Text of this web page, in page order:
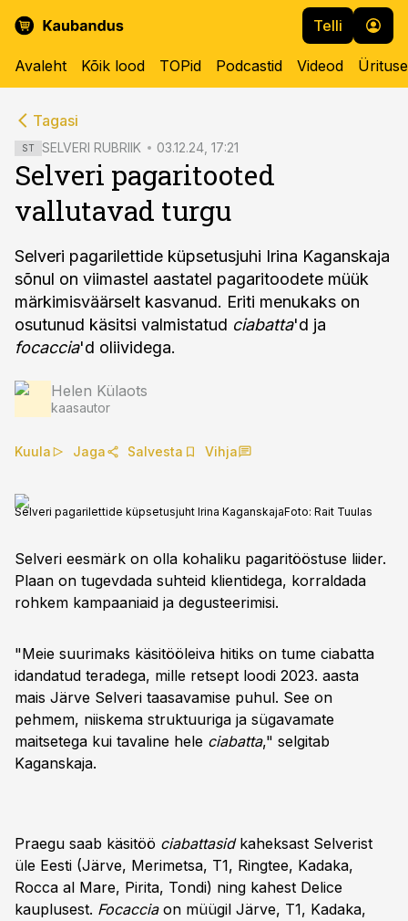
Telli
Avaleht Kõik lood TOPid Podcastid Videod
Tagasi
ST SELVERI RUBRIIK 03.12.24, 17:21
Selveri pagaritooted
vallutavad turgu
Selveri pagarilettide küpsetusjuhi Irina Kaganskaja
sõnul on viimastel aastatel pagaritoodete müük
märkimisväärselt kasvanud. Eriti menukaks on
osutunud käsitsi valmistatud ciabatta'd ja
focaccia'd oliividega.
Helen Külaots
kaasautor
Kuula Jaga Salvesta Vihja
Selveri pagarilettide küpsetusjuht Irina KaganskajaFoto: Rait Tuulas
Selveri eesmärk on olla kohaliku pagaritööstuse liider.
Plaan on tugevdada suhteid klientidega, korraldada
rohkem kampaaniaid ja degusteerimisi.
"Meie suurimaks käsitööleiva hitiks on tume ciabatta
idandatud teradega, mille retsept loodi 2023. aasta
mais Järve Selveri taasavamise puhul. See on
pehmem, niiskema struktuuriga ja sügavamate
maitsetega kui tavaline hele ciabatta," selgitab
Kaganskaja.
Praegu saab käsitöö ciabattasidkaheksast Selverist
üle Eesti (Järve, Merimetsa, T1, Ringtee, Kadaka,
Rocca al Mare, Pirita, Tondi) ning kahest Delice
kauplusest. Focacciaon müügil Järve, T1, Kadaka,